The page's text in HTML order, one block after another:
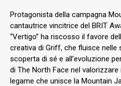
Protagonista della campagna
cantautrice vincitrice del BRIT
“Vertigo” ha riscosso il favore
creativa di Griff, che fluisce nelle
scoperta di sé e all’evoluzione
di The North Face nel
legame che unisce la Mountain